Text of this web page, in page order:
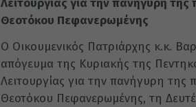
Λειτουργίας για την πανήγυρη
Θεοτόκου Πεφανερωμένης
Ο Οικουμενικός Πατριάρχης κ.κ.
απόγευμα της Κυριακής της
Λειτουργίας για την πανήγυρη
Θεοτόκου Πεφανερωμένης, τη